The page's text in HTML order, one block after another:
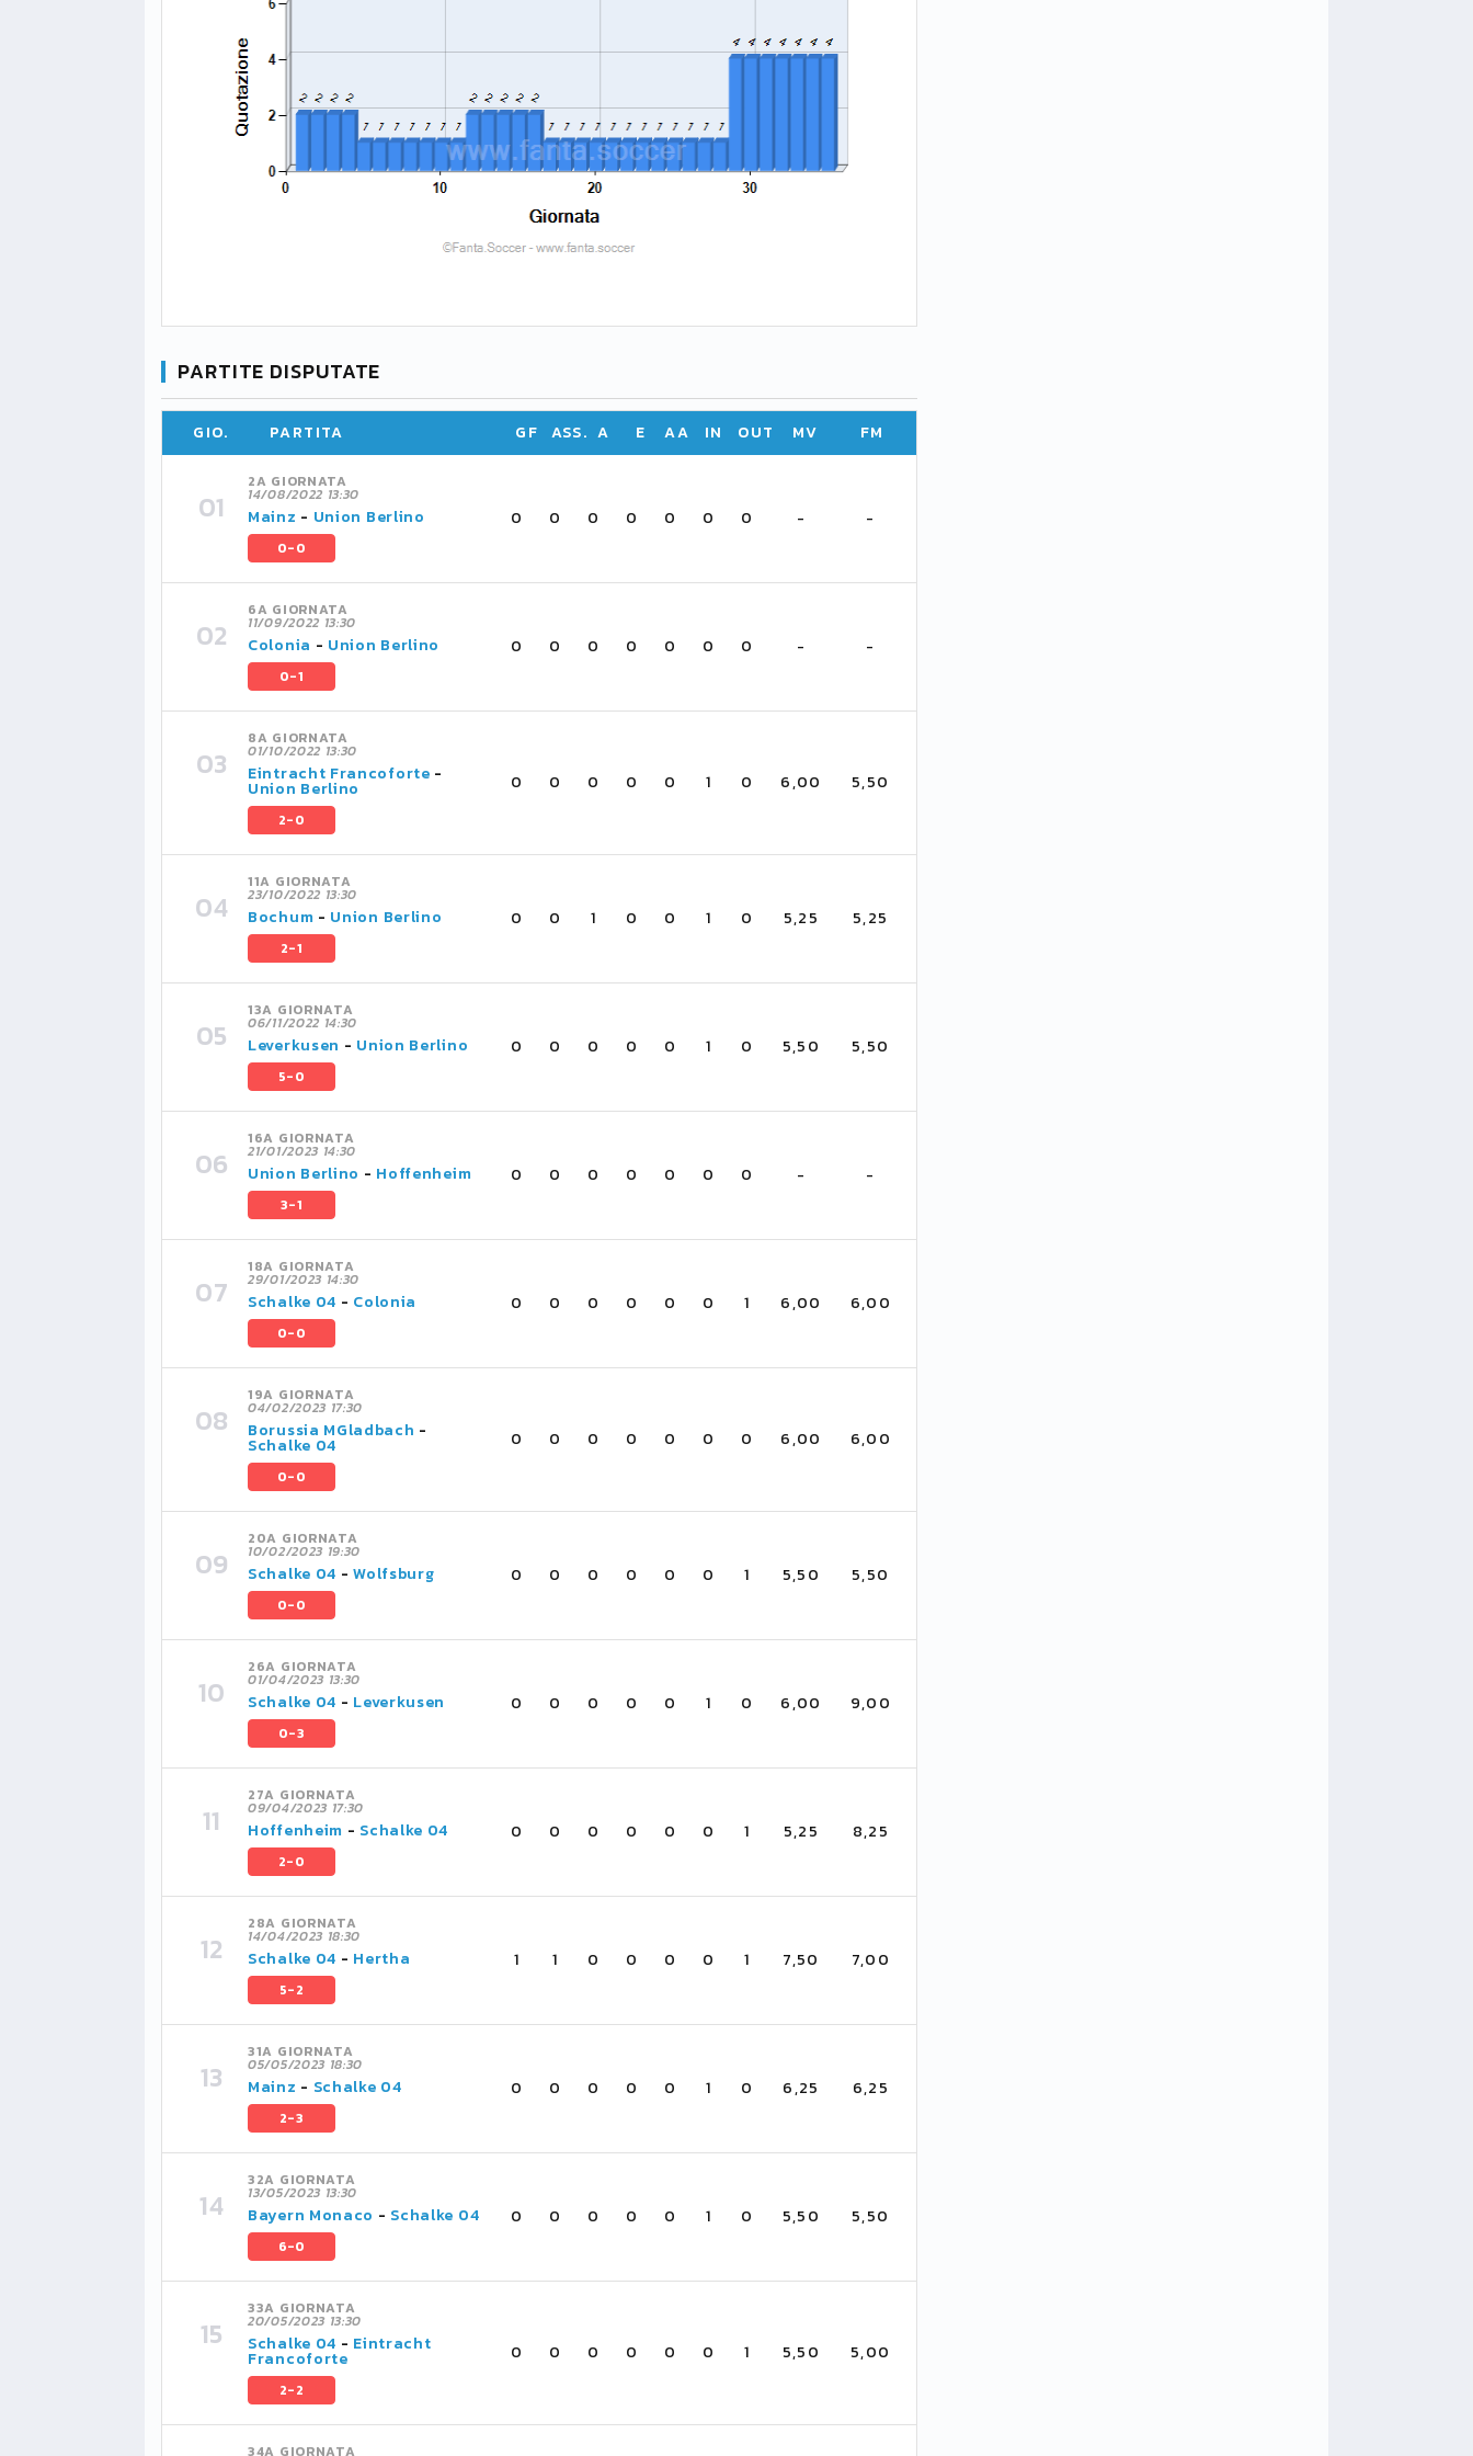
PARTITE DISPUTATE
GIO. PARTITA GF ASS. A E AA IN OUT MV FM
2A GIORNATA
14/08/2022 13:30
Mainz - Union Berlino
0-0
0 0 0 0 0 0 0 - -
6A GIORNATA
11/09/2022 13:30
Colonia - Union Berlino
0-1
0 0 0 0 0 0 0 - -
8A GIORNATA
01/10/2022 13:30
Eintracht Francoforte -
Union Berlino
2-0
0 0 0 0 0 1 0 6,00 5,50
11A GIORNATA
23/10/2022 13:30
Bochum - Union Berlino
2-1
0 0 1 0 0 1 0 5,25 5,25
13A GIORNATA
06/11/2022 14:30
Leverkusen - Union Berlino
5-0
0 0 0 0 0 1 0 5,50 5,50
16A GIORNATA
21/01/2023 14:30
Union Berlino - Hoffenheim
3-1
0 0 0 0 0 0 0 - -
18A GIORNATA
29/01/2023 14:30
Schalke 04 - Colonia
0-0
0 0 0 0 0 0 1 6,00 6,00
19A GIORNATA
04/02/2023 17:30
Borussia MGladbach -
Schalke 04
0-0
0 0 0 0 0 0 0 6,00 6,00
20A GIORNATA
10/02/2023 19:30
Schalke 04 -Wolfsburg
0-0
0 0 0 0 0 0 1 5,50 5,50
26A GIORNATA
01/04/2023 13:30
Schalke 04 - Leverkusen
0-3
0 0 0 0 0 1 0 6,00 9,00
27A GIORNATA
09/04/2023 17:30
Hoffenheim - Schalke 04
2-0
0 0 0 0 0 0 1 5,25 8,25
28A GIORNATA
14/04/2023 18:30
Schalke 04 - Hertha
5-2
1 1 0 0 0 0 1 7,50 7,00
31A GIORNATA
05/05/2023 18:30
Mainz - Schalke 04
2-3
0 0 0 0 0 1 0 6,25 6,25
32A GIORNATA
13/05/2023 13:30
Bayern Monaco - Schalke 04
6-0
0 0 0 0 0 1 0 5,50 5,50
33A GIORNATA
20/05/2023 13:30
Schalke 04 - Eintracht
Francoforte
2-2
0 0 0 0 0 0 1 5,50 5,00
34A GIORNATA